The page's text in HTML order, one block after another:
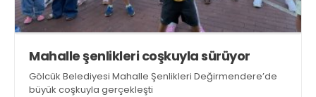
Mahalle şenlikleri coşkuyla sürüyor
Gölcük Belediyesi Mahalle Şenlikleri Değirmendere’de
büyük coşkuyla gerçekleşti